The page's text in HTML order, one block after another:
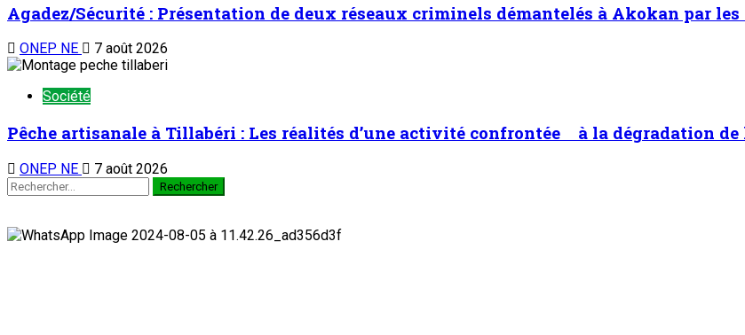
Agadez/Sécurité : Présentation de deux réseaux criminels démantelés à Akokan par les
ONEP NE 7 août 2026
Société
Pêche artisanale à Tillabéri : Les réalités d’une activité confrontée à la dégradation de
ONEP NE 7 août 2026